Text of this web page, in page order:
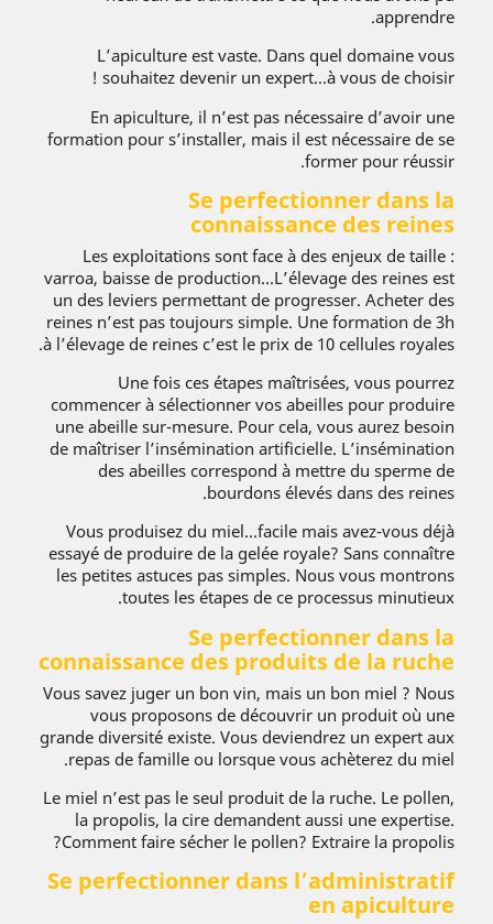
apprendre.
L’apiculture est vaste. Dans quel domaine vous
souhaitez devenir un expert...à vous de choisir !
En apiculture, il n’est pas nécessaire d’avoir une
formation pour s’installer, mais il est nécessaire de se
former pour réussir.
Se perfectionner dans la
connaissance des reines
Les exploitations sont face à des enjeux de taille :
varroa, baisse de production...L’élevage des reines est
un des leviers permettant de progresser. Acheter des
reines n’est pas toujours simple. Une formation de 3h
à l’élevage de reines c’est le prix de 10 cellules royales.
Une fois ces étapes maîtrisées, vous pourrez
commencer à sélectionner vos abeilles pour produire
une abeille sur-mesure. Pour cela, vous aurez besoin
de maîtriser l’insémination artificielle. L’insémination
des abeilles correspond à mettre du sperme de
bourdons élevés dans des reines.
Vous produisez du miel...facile mais avez-vous déjà
essayé de produire de la gelée royale? Sans connaître
les petites astuces pas simples. Nous vous montrons
toutes les étapes de ce processus minutieux.
Se perfectionner dans la
connaissance des produits de la ruche
Vous savez juger un bon vin, mais un bon miel ? Nous
vous proposons de découvrir un produit où une
grande diversité existe. Vous deviendrez un expert aux
repas de famille ou lorsque vous achèterez du miel.
Le miel n’est pas le seul produit de la ruche. Le pollen,
la propolis, la cire demandent aussi une expertise.
Comment faire sécher le pollen? Extraire la propolis?
Se perfectionner dans l’administratif
en apiculture